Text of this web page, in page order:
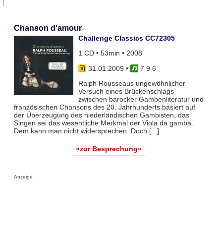
Chanson d'amour
Challenge Classics CC72305
1 CD • 53min • 2008
31.01.2009 •
7 9 6
Ralph Rousseaus ungewöhnlicher
Versuch eines Brückenschlags
zwischen barocker Gambenliteratur und
französischen Chansons des 20. Jahrhunderts basiert auf
der Überzeugung des niederländischen Gambisten, das
Singen sei das wesentliche Merkmal der Viola da gamba.
Dem kann man nicht widersprechen. Doch [...]
»zur Besprechung«
Anzeige